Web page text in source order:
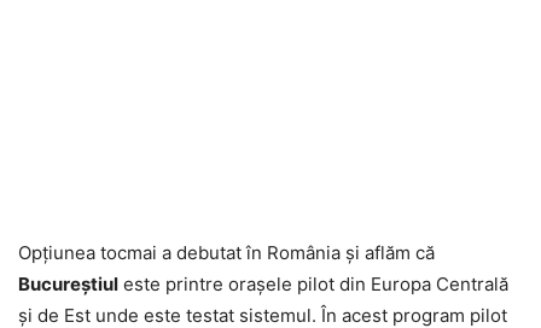
Opţiunea tocmai a debutat în România şi aflăm că
Bucureştiul este printre oraşele pilot din Europa Centrală
şi de Est unde este testat sistemul. În acest program pilot